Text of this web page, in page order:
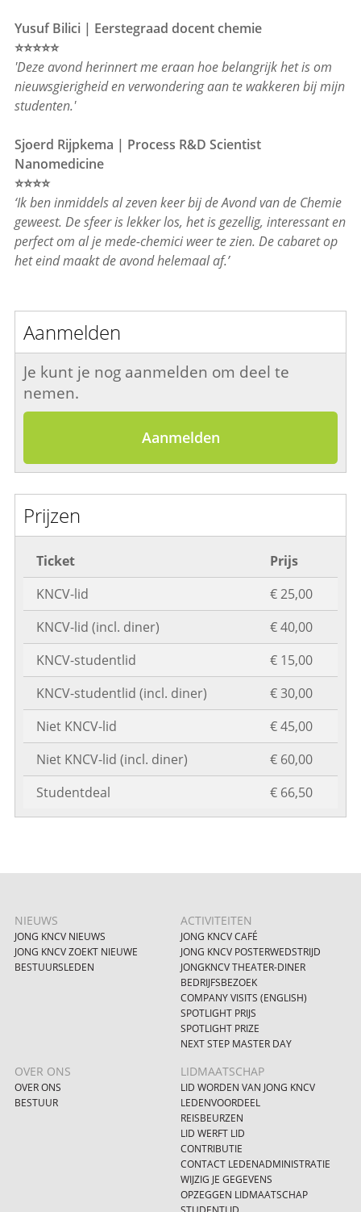
Yusuf Bilici | Eerstegraad docent chemie
⭐⭐⭐⭐⭐
'Deze avond herinnert me eraan hoe belangrijk het is om
nieuwsgierigheid en verwondering aan te wakkeren bij mijn
studenten.'
Sjoerd Rijpkema | Process R&D Scientist
Nanomedicine
⭐⭐⭐⭐
‘Ik ben inmiddels al zeven keer bij de Avond van de Chemie
geweest. De sfeer is lekker los, het is gezellig, interessant en
perfect om al je mede-chemici weer te zien. De cabaret op
het eind maakt de avond helemaal af.’
Aanmelden
Je kunt je nog aanmelden om deel te
nemen.
Aanmelden
Prijzen
Ticket
Prijs
KNCV-lid
€ 25,00
KNCV-lid (incl. diner)
€ 40,00
KNCV-studentlid
€ 15,00
KNCV-studentlid (incl. diner)
€ 30,00
Niet KNCV-lid
€ 45,00
Niet KNCV-lid (incl. diner)
€ 60,00
Studentdeal
€ 66,50
NIEUWS
JONG KNCV NIEUWS
JONG KNCV ZOEKT NIEUWE
BESTUURSLEDEN
ACTIVITEITEN
JONG KNCV CAFÉ
JONG KNCV POSTERWEDSTRIJD
JONGKNCV THEATER-DINER
BEDRIJFSBEZOEK
COMPANY VISITS (ENGLISH)
SPOTLIGHT PRIJS
SPOTLIGHT PRIZE
NEXT STEP MASTER DAY
OVER ONS
OVER ONS
BESTUUR
LIDMAATSCHAP
LID WORDEN VAN JONG KNCV
LEDENVOORDEEL
REISBEURZEN
LID WERFT LID
CONTRIBUTIE
CONTACT LEDENADMINISTRATIE
WIJZIG JE GEGEVENS
OPZEGGEN LIDMAATSCHAP